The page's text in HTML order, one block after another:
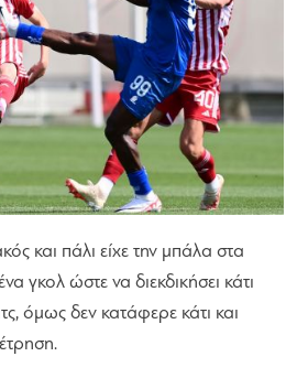
και πάλι είχε την μπάλα στα
γκολ ώστε να διεκδικήσει κάτι
όμως δεν κατάφερε κάτι και